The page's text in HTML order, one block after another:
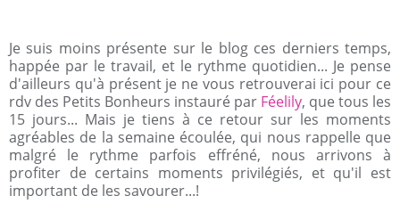
Je suis moins présente sur le blog ces derniers temps,
happée par le travail, et le rythme quotidien... Je pense
d'ailleurs qu'à présent je ne vous retrouverai ici pour ce
rdv des Petits Bonheurs instauré par Féelily, que tous les
15 jours... Mais je tiens à ce retour sur les moments
agréables de la semaine écoulée, qui nous rappelle que
malgré le rythme parfois effréné, nous arrivons à
profiter de certains moments privilégiés, et qu'il est
important de les savourer...!